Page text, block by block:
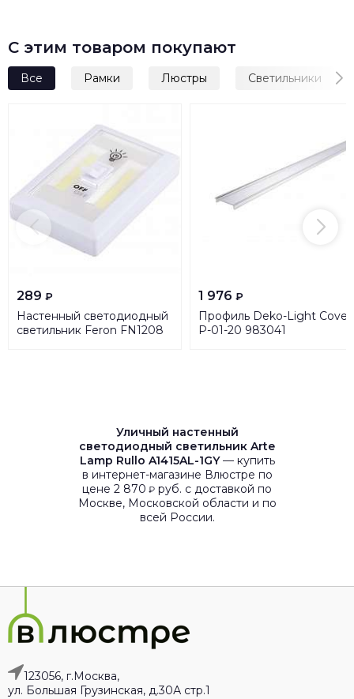
С этим товаром покупают
Все Рамки Люстры Светильники
289 ₽
Настенный светодиодный
светильник Feron FN1208
1 976 ₽
Профиль Deko-Light Cover
P-01-20 983041
Уличный настенный
светодиодный светильник Arte
Lamp Rullo A1415AL-1GY— купить
в интернет-магазине Влюстре по
цене 2 870 ₽ руб. с доставкой по
Москве, Московской области и по
всей России.
123056, г.Москва,
ул. Большая Грузинская, д.30А стр.1